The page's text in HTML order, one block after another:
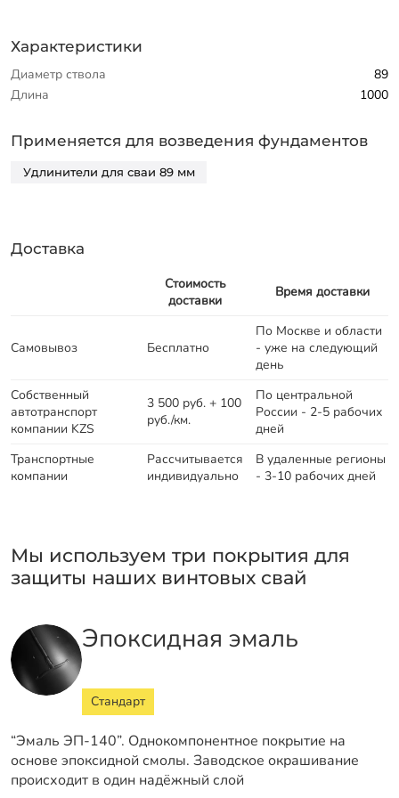
Характеристики
Диаметр ствола
89
Длина
1000
Применяется для возведения фундаментов
Удлинители для сваи 89 мм
Доставка
Стоимость
доставки
Время доставки
Самовывоз Бесплатно
По Москве и области
- уже на следующий
день
Собственный
автотранспорт
компании KZS
3 500 руб. + 100
руб./км.
По центральной
России - 2-5 рабочих
дней
Транспортные
компании
Рассчитывается
индивидуально
В удаленные регионы
- 3-10 рабочих дней
Мы используем три покрытия для
защиты наших винтовых свай
Эпоксидная эмаль
Стандарт
“Эмаль ЭП-140”. Однокомпонентное покрытие на
основе эпоксидной смолы. Заводское окрашивание
происходит в один надёжный слой